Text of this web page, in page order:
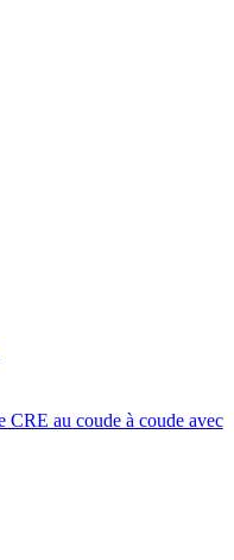
CRE au coude à coude avec